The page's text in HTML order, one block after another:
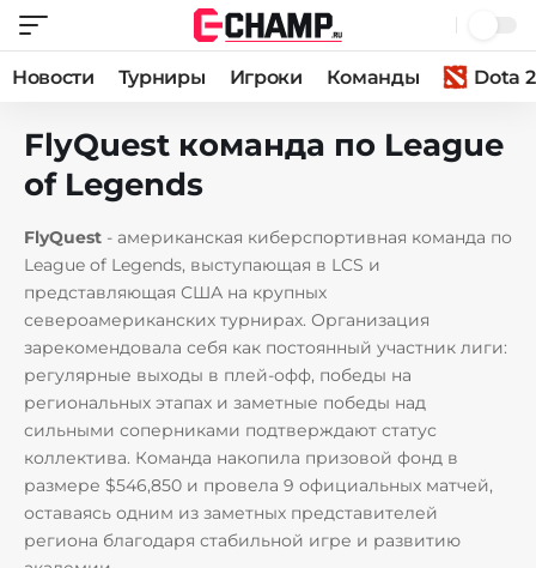
Новости Турниры Игроки Команды Dota 2
FlyQuest команда по League
of Legends
FlyQuest - американская киберспортивная команда по
League of Legends, выступающая в LCS и
представляющая США на крупных
североамериканских турнирах. Организация
зарекомендовала себя как постоянный участник лиги:
регулярные выходы в плей‑офф, победы на
региональных этапах и заметные победы над
сильными соперниками подтверждают статус
коллектива. Команда накопила призовой фонд в
размере $546,850 и провела 9 официальных матчей,
оставаясь одним из заметных представителей
региона благодаря стабильной игре и развитию